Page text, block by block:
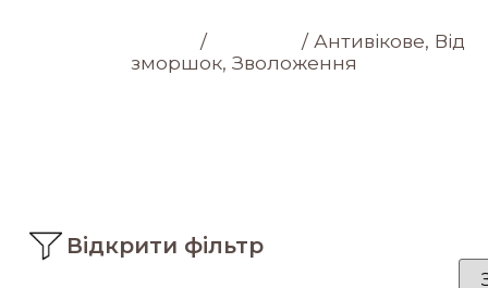
/ / Антивікове, Від
зморшок, Зволоження
Відкрити фільтр